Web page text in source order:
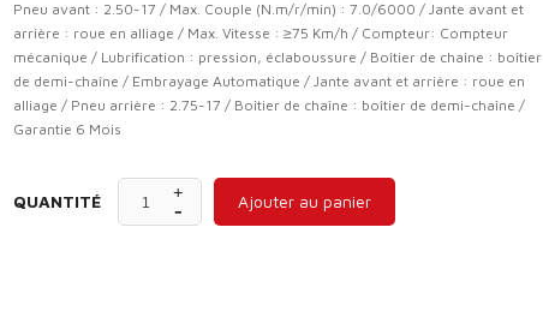
Pneu avant : 2.50-17 / Max. Couple (N.m/r/min) : 7.0/6000 / Jante avant et
arrière : roue en alliage / Max. Vitesse : ≥75 Km/h / Compteur: Compteur
mécanique / Lubrification : pression, éclaboussure / Boîtier de chaîne : boîtier
de demi-chaîne / Embrayage Automatique / Jante avant et arrière : roue en
alliage / Pneu arrière : 2.75-17 / Boîtier de chaîne : boîtier de demi-chaîne /
Garantie 6 Mois
QUANTITÉ Ajouter au panier